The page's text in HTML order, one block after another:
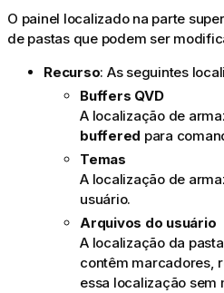
O painel localizado na parte
de pastas que podem ser
Recurso: As seguintes
Buffers QVD
A localização de
buffered para
Temas
A localização de
usuário.
Arquivos do usuário
A localização da
contêm marcadores,
essa localização sem